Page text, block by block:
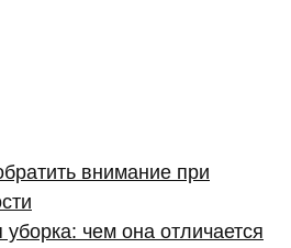
внимание при
чем она отличается